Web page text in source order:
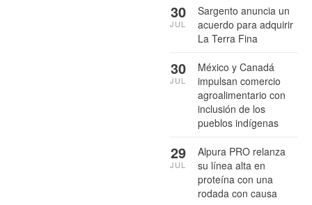
Sargento anuncia un
acuerdo para adquirir
La Terra Fina
30
JUL
México y Canadá
impulsan comercio
agroalimentario con
inclusión de los
pueblos indígenas
30
JUL
Alpura PRO relanza
su línea alta en
proteína con una
rodada con causa
29
JUL